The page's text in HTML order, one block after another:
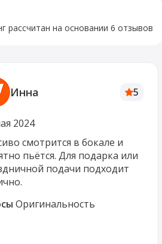
рассчитан на основании 6 отзывов
Инна 5
2024
смотрится в бокале и
пьётся. Для подарка или
подачи подходит
Оригинальность